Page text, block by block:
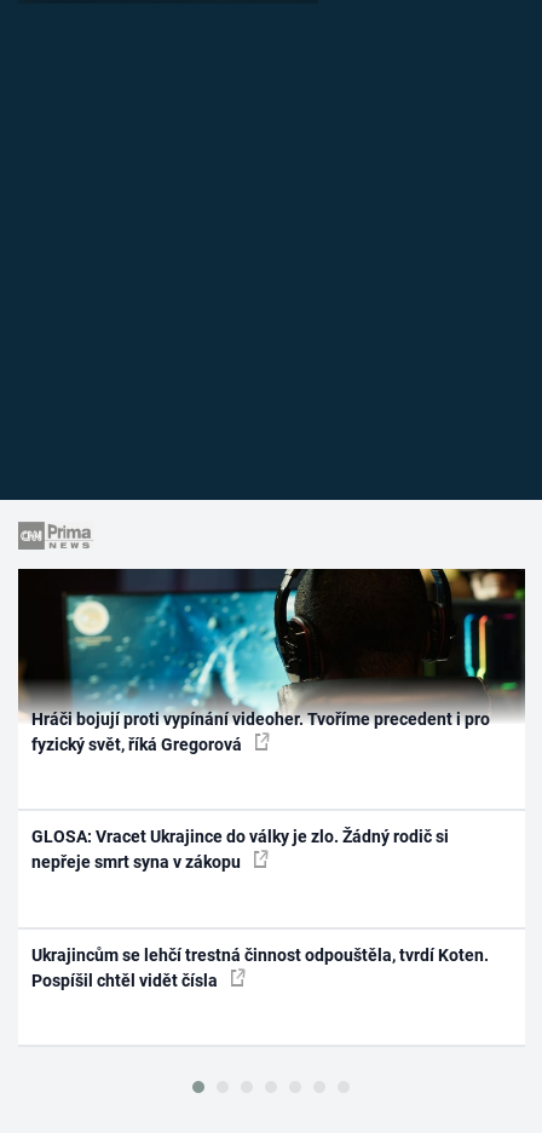
Hráči bojují proti vypínání videoher. Tvoříme precedent i pro
fyzický svět, říká Gregorová
GLOSA: Vracet Ukrajince do války je zlo. Žádný rodič si
nepřeje smrt syna v zákopu
Ukrajincům se lehčí trestná činnost odpouštěla, tvrdí Koten.
Pospíšil chtěl vidět čísla